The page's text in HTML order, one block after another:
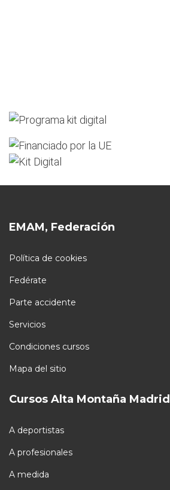
EMAM, Federación
Política de cookies
Fedérate
Parte accidente
Servicios
Condiciones cursos
Mapa del sitio
Cursos Alta Montaña Madrid
A deportistas
A profesionales
A medida